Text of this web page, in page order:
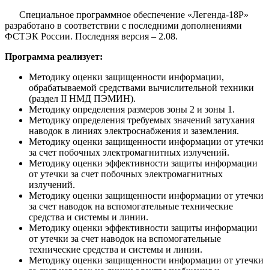
Специальное программное обеспечение «Легенда-18Р»
разработано в соответствии с последними дополнениями
ФСТЭК России. Последняя версия – 2.08.
Программа реализует:
Методику оценки защищенности информации,
обрабатываемой средствами вычислительной техники
(раздел II НМД ПЭМИН).
Методику определения размеров зоны 2 и зоны 1.
Методику определения требуемых значений затухания
наводок в линиях электроснабжения и заземления.
Методику оценки защищенности информации от утечки
за счет побочных электромагнитных излучений.
Методику оценки эффективности защиты информации
от утечки за счет побочных электромагнитных
излучений.
Методику оценки защищенности информации от утечки
за счет наводок на вспомогательные технические
средства и системы и линии.
Методику оценки эффективности защиты информации
от утечки за счет наводок на вспомогательные
технические средства и системы и линии.
Методику оценки защищенности информации от утечки